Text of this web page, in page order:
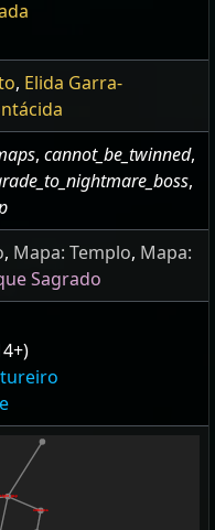
, Elida Garra-
, cannot_be_twinned,
,
, Mapa: Templo, Mapa:
Sagrado
height_gap
sidearea